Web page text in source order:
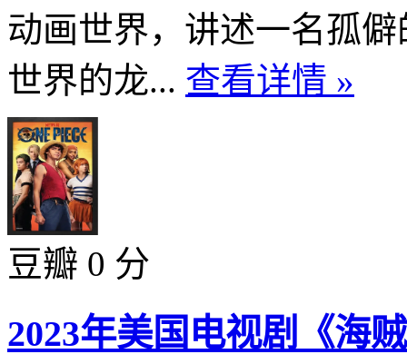
动画世界，讲述一名孤
世界的龙... 查看详情 »
豆瓣 0 分
2023年美国电视剧《海